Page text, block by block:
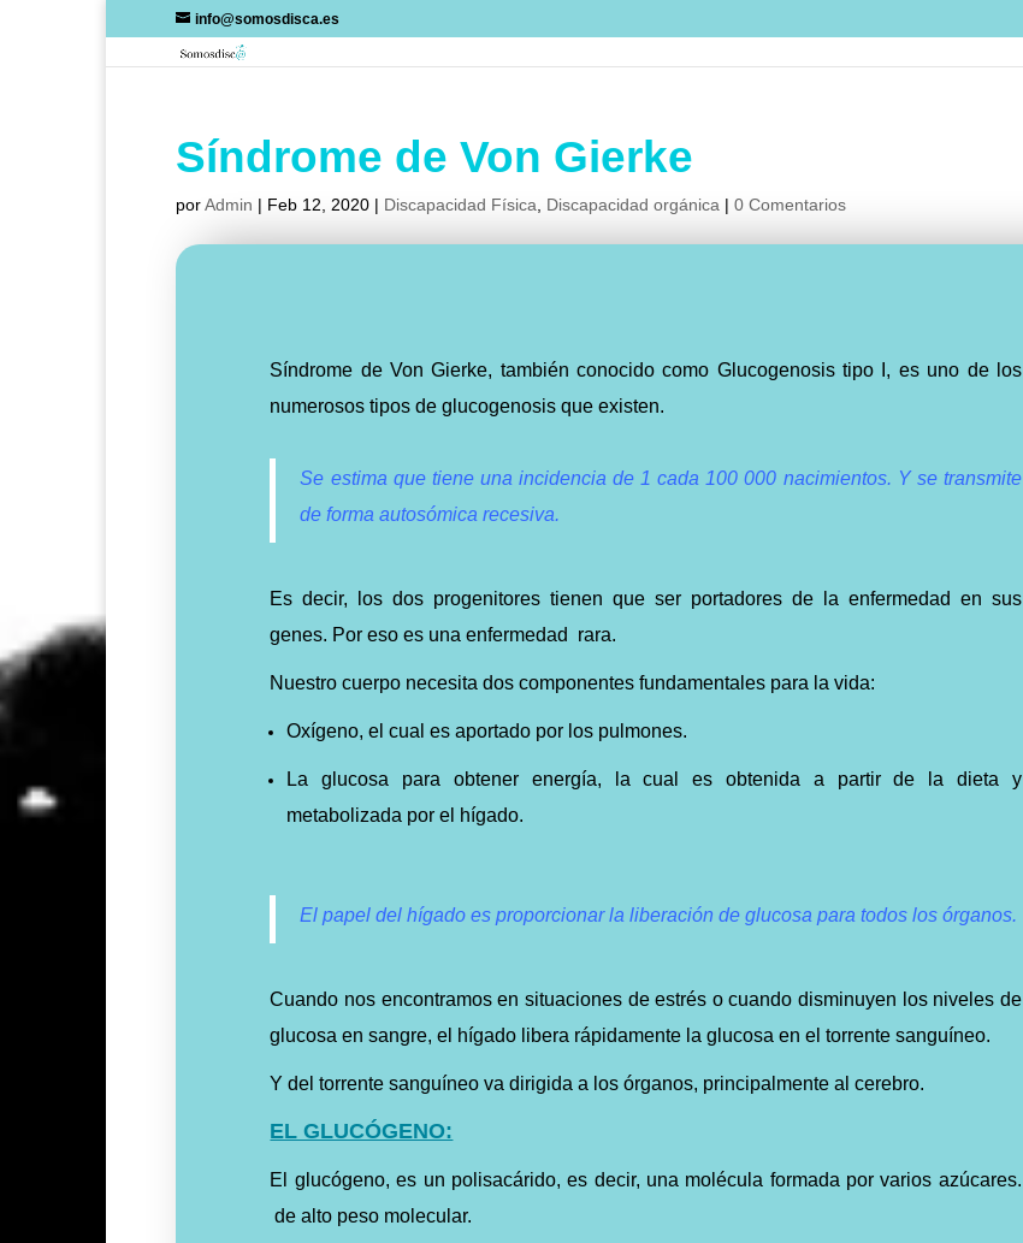
info@somosdisca.es
Síndrome de Von Gierke
porAdmin | Feb 12, 2020 | Discapacidad Física Discapacidad orgánica |0 Comentarios
Síndrome de Von Gierke, también conocido como Glucogenosis tipo I, es uno de los
numerosos tipos de glucogenosis que existen.
Se estima que tiene una incidencia de 1 cada 100 000 nacimientos. Y se transmite
de forma autosómica recesiva.
Es decir, los dos progenitores tienen que ser portadores de la enfermedad en sus
genes. Por eso es una enfermedad rara.
Nuestro cuerpo necesita dos componentes fundamentales para la vida:
Oxígeno, el cual es aportado por los pulmones.
La glucosa para obtener energía, la cual es obtenida a partir de la dieta y
metabolizada por el hígado.
El papel del hígado es proporcionar la liberación de glucosa para todos los órganos.
Cuando nos encontramos en situaciones de estrés o cuando disminuyen los niveles de
glucosa en sangre, el hígado libera rápidamente la glucosa en el torrente sanguíneo.
Y del torrente sanguíneo va dirigida a los órganos, principalmente al cerebro.
EL GLUCÓGENO:
El glucógeno, es un polisacárido, es decir, una molécula formada por varios azúcares.
de alto peso molecular.